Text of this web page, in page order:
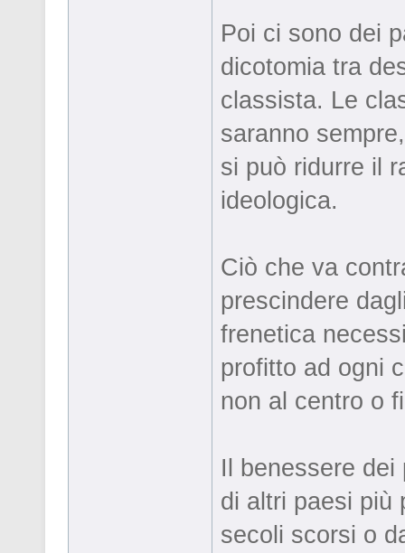
Poi ci sono dei
dicotomia tra
classista. Le
saranno
si può ridurre il
ideologica.
Ciò che va
prescindere
frenetica
profitto ad ogni
non al centro o
Il benessere
di altri paesi più
secoli scorsi o